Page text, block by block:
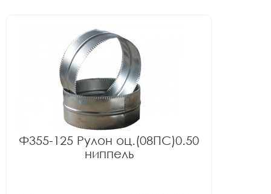
Ф355-125 Рулон оц.(08ПС)0.50
ниппель